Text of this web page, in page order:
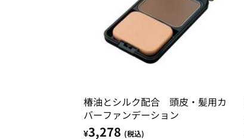
椿油とシルク配合 頭皮・髪用カ
バーファンデーション
¥3,278 (税込)